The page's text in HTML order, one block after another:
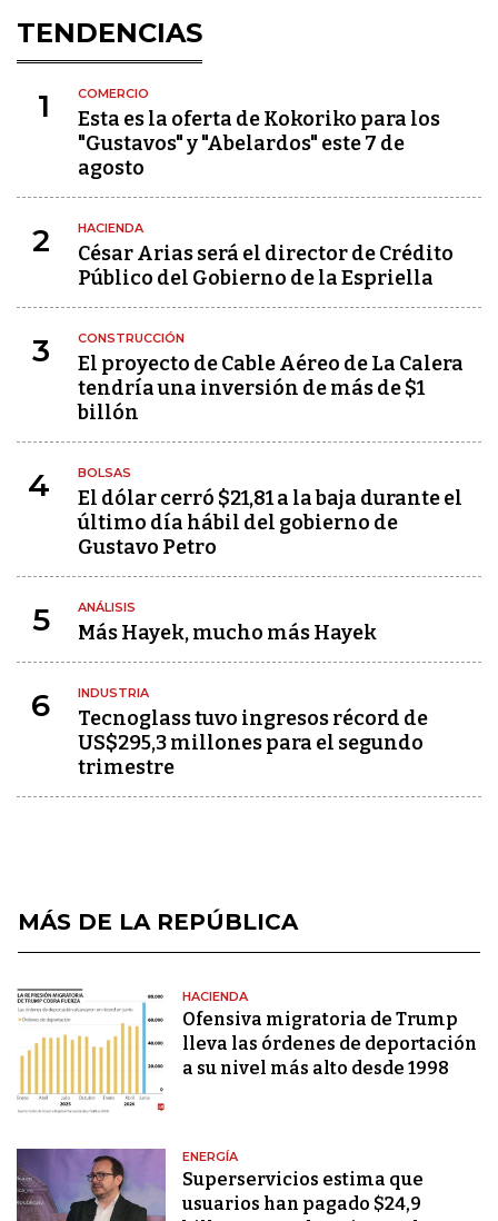
TENDENCIAS
1 COMERCIO
Esta es la oferta de Kokoriko para los
"Gustavos" y "Abelardos" este 7 de
agosto
2 HACIENDA
César Arias será el director de Crédito
Público del Gobierno de la Espriella
3 CONSTRUCCIÓN
El proyecto de Cable Aéreo de La Calera
tendría una inversión de más de $1
billón
4 BOLSAS
El dólar cerró $21,81 a la baja durante el
último día hábil del gobierno de
Gustavo Petro
5 ANÁLISIS
Más Hayek, mucho más Hayek
6 INDUSTRIA
Tecnoglass tuvo ingresos récord de
US$295,3 millones para el segundo
trimestre
MÁS DE LA REPÚBLICA
HACIENDA
Ofensiva migratoria de Trump
lleva las órdenes de deportación
a su nivel más alto desde 1998
ENERGÍA
Superservicios estima que
usuarios han pagado $24,9